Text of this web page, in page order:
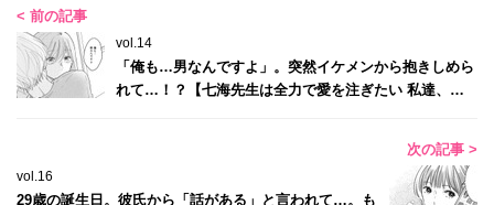
< 前の記事
vol.14
「俺も…男なんですよ」。突然イケメンから抱きしめら
れて…！？【七海先生は全力で愛を注ぎたい 私達、偽
次の記事 >
vol.16
29歳の誕生日。彼氏から「話がある」と言われて…。も